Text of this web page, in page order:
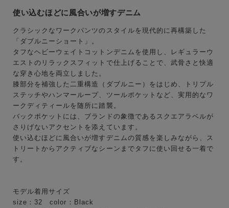
サイズ
ブランド
使い込むほどに風合いが増すデニム
クラシックなワークパンツのスタイルを現代的に再構築した
「ダブルニーショート」。
タフなヘビーウェイトコットンデニムを使用し、レギュラーウ
エストのリラックスフィットで仕上げることで、武骨さと快適
な穿き心地を両立しました。
膝部分を補強した二重構造（ダブルニー）をはじめ、トリプル
ステッチやハンマーループ、ツールポケットなど、実用的なワ
ークディティールを随所に踏襲。
バックポケットには、ブランドの象徴であるスクエアラベルが
さりげないアクセントを添えています。
使い込むほどに風合いが増すデニムの質感を楽しみながら、ス
トリートからアクティブなシーンまでタフに使い回せる一着で
す。
モデル着用サイズ
size：32 color：Black